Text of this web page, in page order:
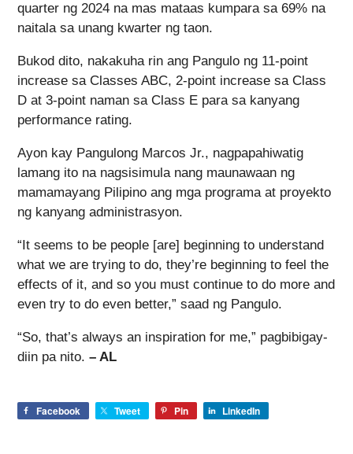
quarter ng 2024 na mas mataas kumpara sa 69% na
naitala sa unang kwarter ng taon.
Bukod dito, nakakuha rin ang Pangulo ng 11-point
increase sa Classes ABC, 2-point increase sa Class
D at 3-point naman sa Class E para sa kanyang
performance rating.
Ayon kay Pangulong Marcos Jr., nagpapahiwatig
lamang ito na nagsisimula nang maunawaan ng
mamamayang Pilipino ang mga programa at proyekto
ng kanyang administrasyon.
“It seems to be people [are] beginning to understand
what we are trying to do, they’re beginning to feel the
effects of it, and so you must continue to do more and
even try to do even better,” saad ng Pangulo.
“So, that’s always an inspiration for me,” pagbibigay-
diin pa nito. – AL
Facebook Tweet Pin LinkedIn